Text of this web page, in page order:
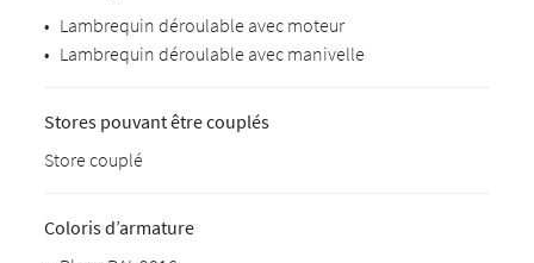
• Lambrequin déroulable avec moteur
• Lambrequin déroulable avec manivelle
Stores pouvant être couplés
Store couplé
Coloris d’armature